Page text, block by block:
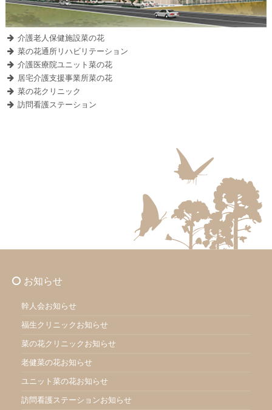
介護老人保健施設菜の花
菜の花通所リハビリテーション
介護医療院ユニット菜の花
居宅介護支援事業所菜の花
菜の花クリニック
訪問看護ステーション
お知らせ
幹人会お知らせ
福生クリニックお知らせ
菜の花クリニックお知らせ
老健菜の花お知らせ
ユニット菜の花お知らせ
訪問看護ステーションお知らせ